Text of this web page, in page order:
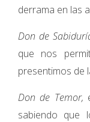
derrama en las
Don de
que nos
presentimos de
Don de Temor,
sabiendo que